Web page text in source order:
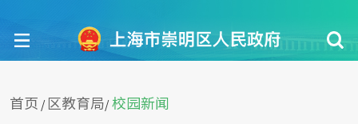
首页 / 区教育局/ 校园新闻